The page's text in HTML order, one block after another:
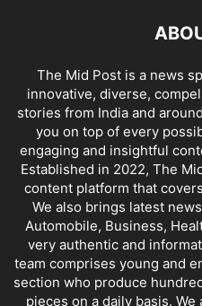
The Mid Post is a news
innovative, diverse,
stories from India and
you on top of every
engaging and insightful
Established in 2022, The
content platform that
We also brings latest
Automobile, Business,
very authentic and
team comprises young and
section who produce
pieces on a daily basis.